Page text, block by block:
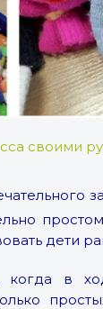
своими
дети
когда в